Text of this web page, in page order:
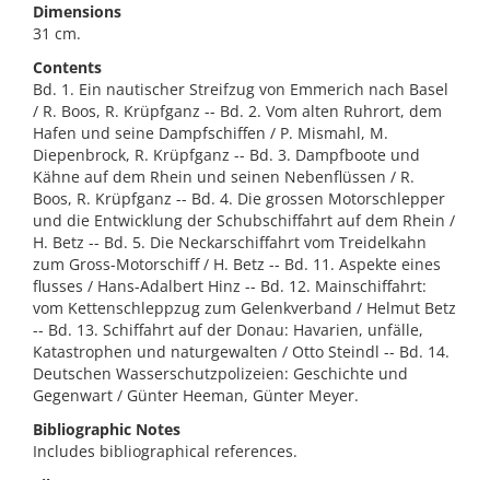
Dimensions
31 cm.
Contents
Bd. 1. Ein nautischer Streifzug von Emmerich nach Basel
/ R. Boos, R. Krüpfganz -- Bd. 2. Vom alten Ruhrort, dem
Hafen und seine Dampfschiffen / P. Mismahl, M.
Diepenbrock, R. Krüpfganz -- Bd. 3. Dampfboote und
Kähne auf dem Rhein und seinen Nebenflüssen / R.
Boos, R. Krüpfganz -- Bd. 4. Die grossen Motorschlepper
und die Entwicklung der Schubschiffahrt auf dem Rhein /
H. Betz -- Bd. 5. Die Neckarschiffahrt vom Treidelkahn
zum Gross-Motorschiff / H. Betz -- Bd. 11. Aspekte eines
flusses / Hans-Adalbert Hinz -- Bd. 12. Mainschiffahrt:
vom Kettenschleppzug zum Gelenkverband / Helmut Betz
-- Bd. 13. Schiffahrt auf der Donau: Havarien, unfälle,
Katastrophen und naturgewalten / Otto Steindl -- Bd. 14.
Deutschen Wasserschutzpolizeien: Geschichte und
Gegenwart / Günter Heeman, Günter Meyer.
Bibliographic Notes
Includes bibliographical references.